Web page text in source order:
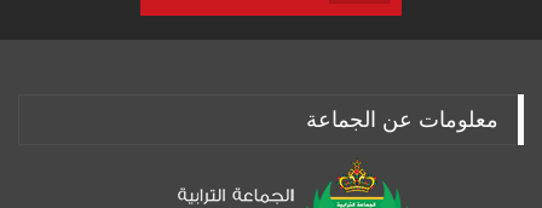
معلومات عن الجماعة